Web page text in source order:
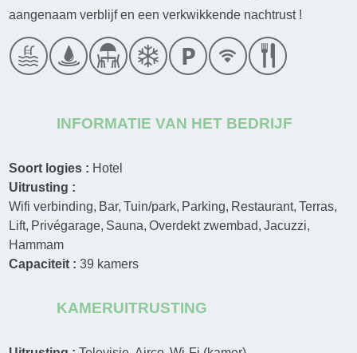
aangenaam verblijf en een verkwikkende nachtrust !
INFORMATIE VAN HET BEDRIJF
Soort logies : Hotel
Uitrusting :
Wifi verbinding Bar Tuin/park Parking Restaurant Terras
Lift Privégarage Sauna Overdekt zwembad Jacuzzi
Hammam
Capaciteit :39 kamers
KAMERUITRUSTING